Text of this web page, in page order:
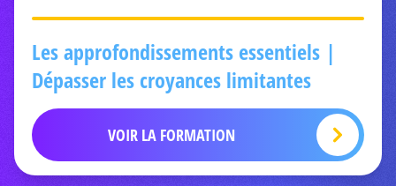
Les approfondissements essentiels |
Dépasser les croyances limitantes
VOIR LA FORMATION